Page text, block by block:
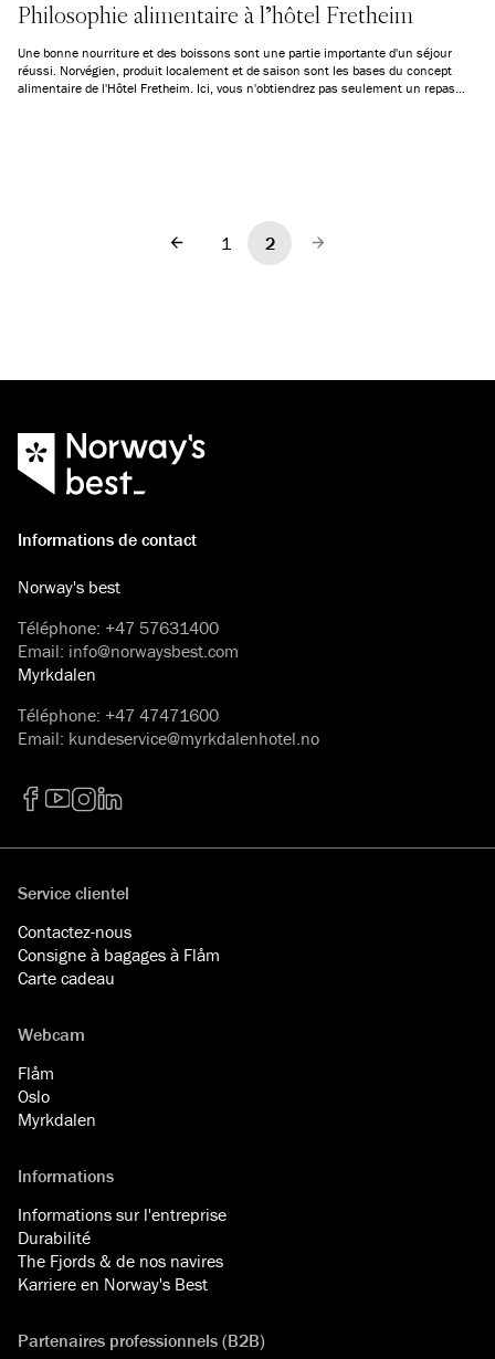
Philosophie alimentaire à l'hôtel Fretheim
Une bonne nourriture et des boissons sont une partie importante d'un séjour
réussi. Norvégien, produit localement et de saison sont les bases du concept
alimentaire de l'Hôtel Fretheim. Ici, vous n'obtiendrez pas seulement un repas
Précédent
1 2 Suivant
Informations de contact
Norway's best
Téléphone: +47 57631400
Email: info@norwaysbest.com
Myrkdalen
Téléphone: +47 47471600
Email: kundeservice@myrkdalenhotel.no
Service clientel
Contactez-nous
Consigne à bagages à Flåm
Carte cadeau
Webcam
Flåm
Oslo
Myrkdalen
Informations
Informations sur l'entreprise
Durabilité
The Fjords & de nos navires
Karriere en Norway's Best
Partenaires professionnels (B2B)